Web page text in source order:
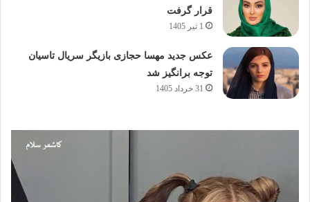
قرار گرفت
1 تیر 1405
عکس جدید مهسا حجازی بازیگر سریال تاسیان
توجه برانگیز شد
31 خرداد 1405